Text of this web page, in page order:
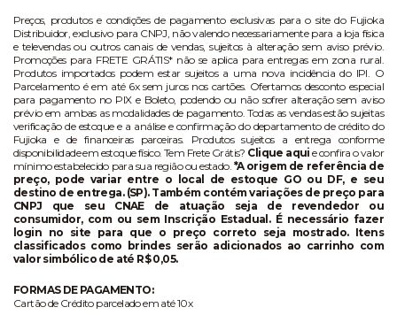
Preços, produtos e condições de pagamento exclusivas para o site do Fujioka
Distribuidor, exclusivo para CNPJ, não valendo necessariamente para a loja física
e televendas ou outros canais de vendas, sujeitos à alteração sem aviso prévio.
Promoções para FRETE GRÁTIS* não se aplica para entregas em zona rural.
Produtos importados podem estar sujeitos a uma nova incidência do IPI. O
Parcelamento é em até 6x sem juros nos cartões. Ofertamos desconto especial
para pagamento no PIX e Boleto, podendo ou não sofrer alteração sem aviso
prévio em ambas as modalidades de pagamento. Todas as vendas estão sujeitas
verificação de estoque e a análise e confirmação do departamento de crédito do
Fujioka e de financeiras parceiras. Produtos sujeitos a entrega conforme
disponibilidade em estoque físico. Tem Frete Grátis? Clique aqui e confira o valor
mínimo estabelecido para sua região ou estado. *A origem de referência de
preço, pode variar entre o local de estoque GO ou DF, e seu
destino de entrega. (SP). Também contém variações de preço para
CNPJ que seu CNAE de atuação seja de revendedor ou
consumidor, com ou sem Inscrição Estadual. É necessário fazer
login no site para que o preço correto seja mostrado. Itens
classificados como brindes serão adicionados ao carrinho com
valor simbólico de até R$ 0,05.
FORMAS DE PAGAMENTO:
Cartão de Crédito parcelado em até 10x